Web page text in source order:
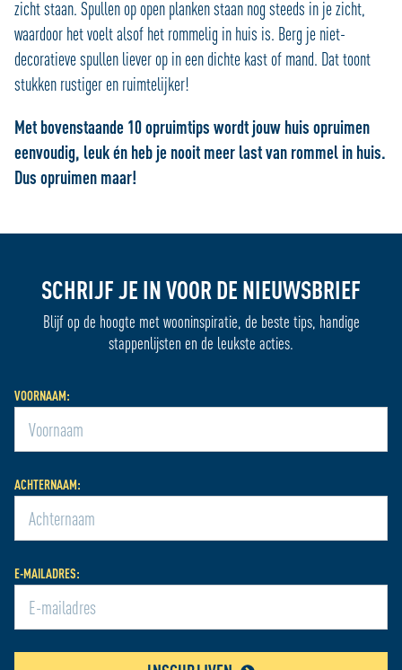
analyse zodat we ook buiten onze website een
persoonlijke ervaring kunnen bieden. Voor meer
informatie over hoe wij cookies gebruiken, bekijk onze
Cookie Policy
zicht staan. Spullen op open planken staan nog steeds in je zicht,
waardoor het voelt alsof het rommelig in huis is. Berg je niet-
decoratieve spullen liever op in een dichte kast of mand. Dat toont
stukken rustiger en ruimtelijker!
Met bovenstaande 10 opruimtips wordt jouw huis opruimen
eenvoudig, leuk én heb je nooit meer last van rommel in huis.
Dus opruimen maar!
SCHRIJF JE IN VOOR DE NIEUWSBRIEF
Blijf op de hoogte met wooninspiratie, de beste tips, handige
stappenlijsten en de leukste acties.
VOORNAAM:
ACHTERNAAM:
E-MAILADRES: